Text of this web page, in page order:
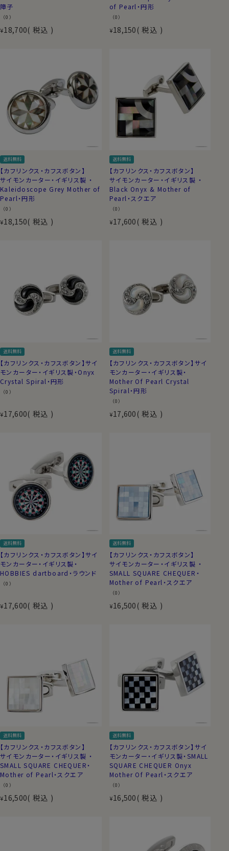
障子
（0）
¥18,700 税込
of Pearl・円形
（0）
¥18,150 税込
送料無料
【カフリンクス・カフスボタン】
サイモンカーター・イギリス製 ・
Kaleidoscope Grey Mother of
Pearl・円形
（0）
¥18,150 税込
送料無料
【カフリンクス・カフスボタン】
サイモンカーター・イギリス製 ・
Black Onyx & Mother of
Pearl・スクエア
（0）
¥17,600 税込
送料無料
【カフリンクス・カフスボタン】サイ
モンカーター・イギリス製・Onyx
Crystal Spiral・円形
（0）
¥17,600 税込
送料無料
【カフリンクス・カフスボタン】サイ
モンカーター・イギリス製・
Mother Of Pearl Crystal
Spiral・円形
（0）
¥17,600 税込
送料無料
【カフリンクス・カフスボタン】サイ
モンカーター・イギリス製・
HOBBIES dartboard・ラウンド
（0）
¥17,600 税込
送料無料
【カフリンクス・カフスボタン】
サイモンカーター・イギリス製 ・
SMALL SQUARE CHEQUER・
Mother of Pearl・スクエア
（0）
¥16,500 税込
送料無料
【カフリンクス・カフスボタン】
サイモンカーター・イギリス製 ・
SMALL SQUARE CHEQUER・
Mother of Pearl・スクエア
（0）
¥16,500 税込
送料無料
【カフリンクス・カフスボタン】サイ
モンカーター・イギリス製・SMALL
SQUARE CHEQUER Onyx
Mother Of Pearl・スクエア
（0）
¥16,500 税込